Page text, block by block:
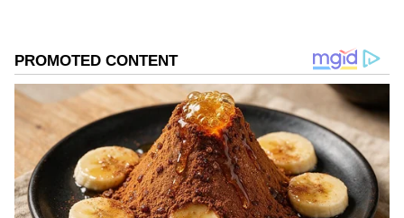
ஏசியாநெட் தமிழ்-ஐ உங்கள் முதன்மைத்
தேர்வாக்குங்கள்